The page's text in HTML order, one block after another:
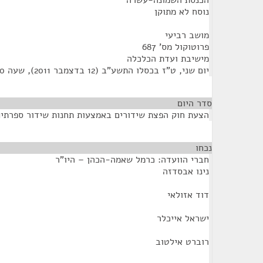
נוסח לא מתוקן
מושב רביעי
פרוטוקול מס' 687
מישיבת ועדת הכלכלה
יום שני, ט"ז בכסלו התשע"ב (12 בדצמבר 2011), שעה 14:00
סדר היום
הצעת חוק הפצת שידורים באמצעות תחנות שידור
נכחו
חברי הוועדה: כרמל שאמה-הכהן – היו"ר
נינו אבסדזה
דוד אזולאי
ישראל אייכלר
רוברט אילטוב